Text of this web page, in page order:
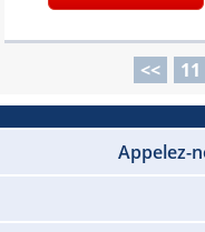
<< 11
Appelez-